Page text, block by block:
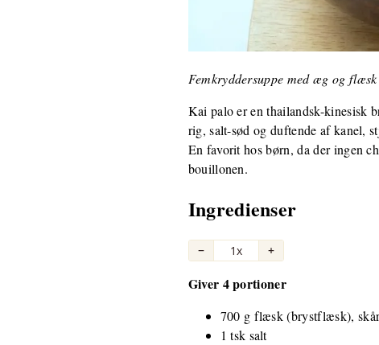
Femkryddersuppe med æg og
Kai palo er en thailandsk-kinesisk
rig, salt-sød og duftende af kanel,
En favorit hos børn, da der ingen
bouillonen.
Ingredienser
− 1x +
Giver 4 portioner
700 g flæsk (brystflæsk),
1 tsk salt